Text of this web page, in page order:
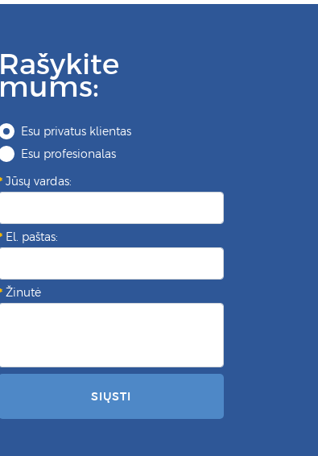
Rašykite
mums:
Esu privatus klientas
Esu profesionalas
Jūsų vardas:
El. paštas:
Žinutė
SIŲSTI